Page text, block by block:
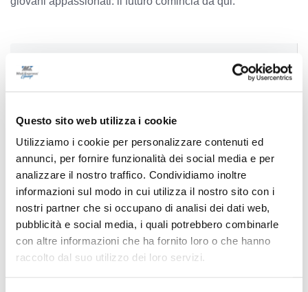
Questo sito web utilizza i cookie
Utilizziamo i cookie per personalizzare contenuti ed
annunci, per fornire funzionalità dei social media e per
analizzare il nostro traffico. Condividiamo inoltre
informazioni sul modo in cui utilizza il nostro sito con i
nostri partner che si occupano di analisi dei dati web,
pubblicità e social media, i quali potrebbero combinarle
con altre informazioni che ha fornito loro o che hanno
raccolto dal suo utilizzo dei loro servizi.
Ancona, in difesa arriva l’ex Samb Sbardella
Successivo
Pesaro, scooter contro albero: muore 23enne
Tutti gli articoli